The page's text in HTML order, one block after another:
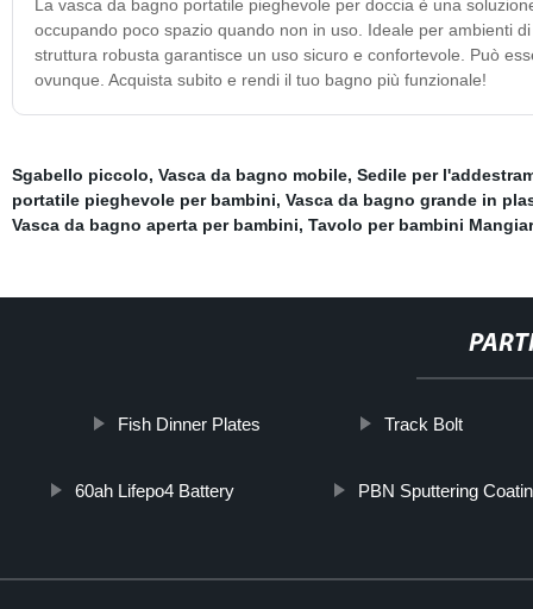
La vasca da bagno portatile pieghevole per doccia è una
occupando poco spazio quando non in uso. Ideale per ambienti
struttura robusta garantisce un uso sicuro e confortevole. Può
ovunque. Acquista subito e rendi il tuo bagno più funzionale!
Sgabello piccolo, Vasca da bagno mobile, Sedile per
portatile pieghevole per bambini, Vasca da bagno grande in
Vasca da bagno aperta per bambini, Tavolo per bambini
Fish Dinner Plates Track Bolt
60ah Lifepo4 Battery PBN Sputtering